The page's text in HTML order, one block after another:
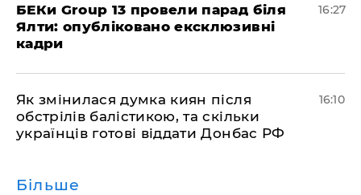
БЕКи Group 13 провели парад біля
Ялти: опубліковано ексклюзивні
кадри
16:27
Як змінилася думка киян після
обстрілів балістикою, та скільки
українців готові віддати Донбас РФ
16:10
Більше